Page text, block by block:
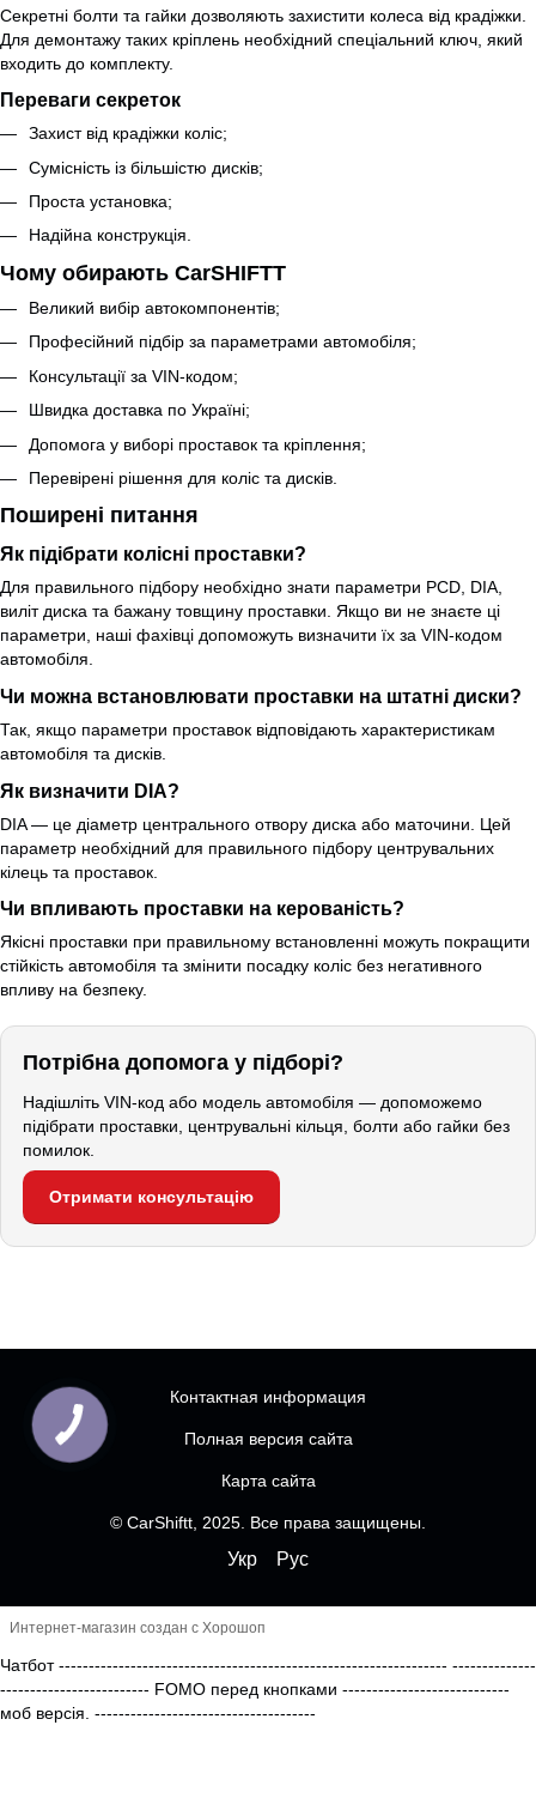
Секретні болти та гайки дозволяють захистити колеса від крадіжки.
Для демонтажу таких кріплень необхідний спеціальний ключ, який
входить до комплекту.
Переваги секреток
Захист від крадіжки коліс;
Сумісність із більшістю дисків;
Проста установка;
Надійна конструкція.
Чому обирають CarSHIFTT
Великий вибір автокомпонентів;
Професійний підбір за параметрами автомобіля;
Консультації за VIN-кодом;
Швидка доставка по Україні;
Допомога у виборі проставок та кріплення;
Перевірені рішення для коліс та дисків.
Поширені питання
Як підібрати колісні проставки?
Для правильного підбору необхідно знати параметри PCD, DIA,
виліт диска та бажану товщину проставки. Якщо ви не знаєте ці
параметри, наші фахівці допоможуть визначити їх за VIN-кодом
автомобіля.
Чи можна встановлювати проставки на штатні диски?
Так, якщо параметри проставок відповідають характеристикам
автомобіля та дисків.
Як визначити DIA?
DIA — це діаметр центрального отвору диска або маточини. Цей
параметр необхідний для правильного підбору центрувальних
кілець та проставок.
Чи впливають проставки на керованість?
Якісні проставки при правильному встановленні можуть покращити
стійкість автомобіля та змінити посадку коліс без негативного
впливу на безпеку.
Потрібна допомога у підборі?
Надішліть VIN-код або модель автомобіля — допоможемо
підібрати проставки, центрувальні кільця, болти або гайки без
помилок.
Отримати консультацію
Контактная информация
Полная версия сайта
Карта сайта
© CarShiftt, 2025. Все права защищены.
Укр Рус
Интернет-магазин создан с Хорошоп
Чатбот----------------------------------------------------------------- --------------
------------------------- FOMO перед кнопками ----------------------------
моб версія. -------------------------------------